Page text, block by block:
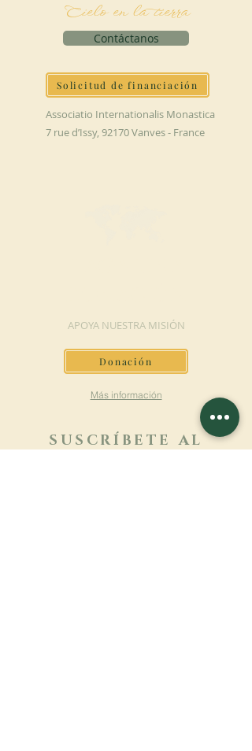
Cielo en la tierra
Contáctanos
Solicitud de financiación
Associatio Internationalis Monastica
7 rue d’Issy, 92170 Vanves - France
APOYA NUESTRA MISIÓN
Donación
Más información
SUSCRÍBETE AL